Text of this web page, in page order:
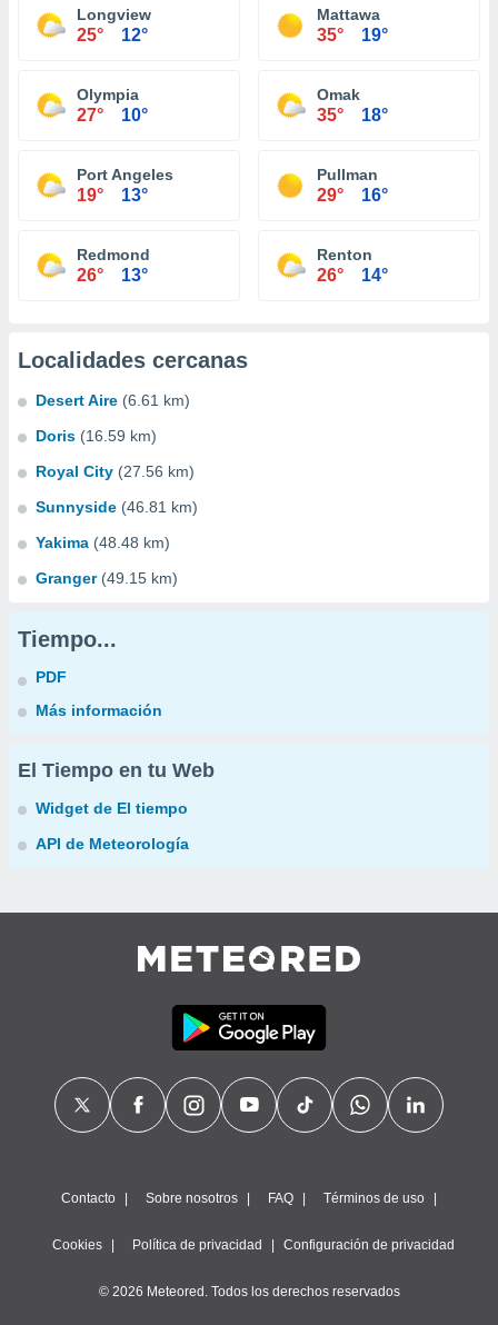
Longview
25° 12°
Mattawa
35° 19°
Olympia
27° 10°
Omak
35° 18°
Port Angeles
19° 13°
Pullman
29° 16°
Redmond
26° 13°
Renton
26° 14°
Localidades cercanas
Desert Aire (6.61 km)
Doris (16.59 km)
Royal City (27.56 km)
Sunnyside (46.81 km)
Yakima (48.48 km)
Granger (49.15 km)
Tiempo...
PDF
Más información
El Tiempo en tu Web
Widget de El tiempo
API de Meteorología
Contacto Sobre nosotros FAQ Términos de uso
Cookies Política de privacidad Configuración de privacidad
© 2026 Meteored. Todos los derechos reservados